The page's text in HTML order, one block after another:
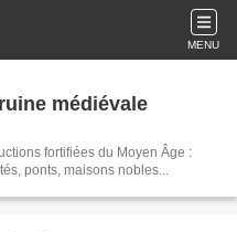
MENU
médiévale
fortifiées du Moyen Âge :
ponts, maisons nobles...